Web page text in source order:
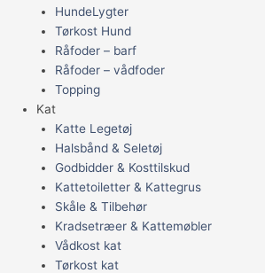
HundeLygter
Tørkost Hund
Råfoder – barf
Råfoder – vådfoder
Topping
Kat
Katte Legetøj
Halsbånd & Seletøj
Godbidder & Kosttilskud
Kattetoiletter & Kattegrus
Skåle & Tilbehør
Kradsetræer & Kattemøbler
Vådkost kat
Tørkost kat